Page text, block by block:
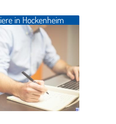
in Hockenheim